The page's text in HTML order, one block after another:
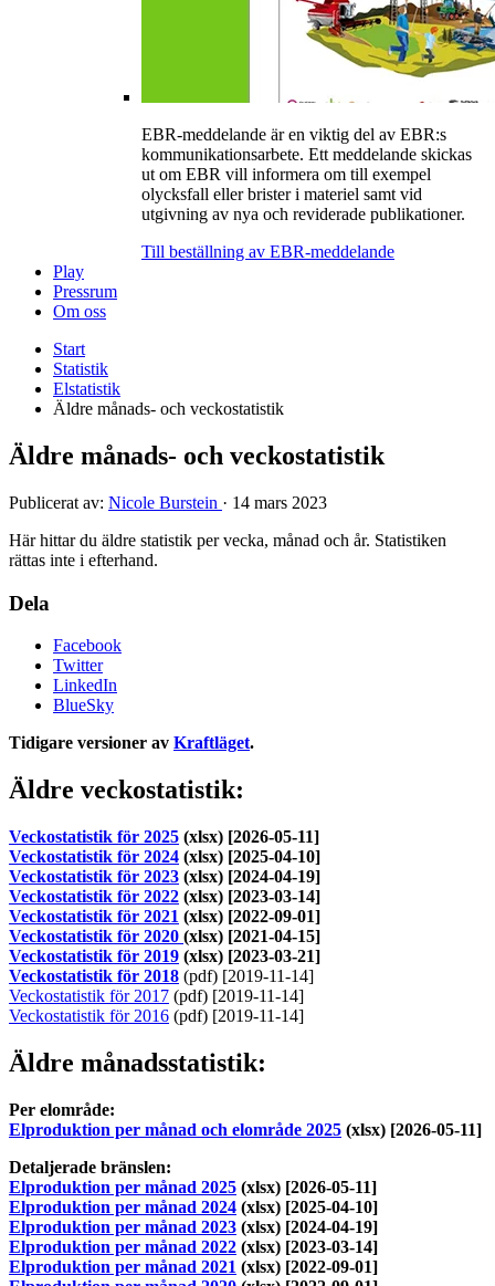
EBR-meddelande är en viktig del av EBR:s
kommunikationsarbete. Ett meddelande skickas
ut om EBR vill informera om till exempel
olycksfall eller brister i materiel samt vid
utgivning av nya och reviderade publikationer.
Till beställning av EBR-meddelande
Play
Pressrum
Om oss
Start
Statistik
Elstatistik
Äldre månads- och veckostatistik
Äldre månads- och veckostatistik
Publicerat av: Nicole Burstein · 14 mars 2023
Här hittar du äldre statistik per vecka, månad och år. Statistiken
rättas inte i efterhand.
Dela
Facebook
Twitter
LinkedIn
BlueSky
Tidigare versioner av Kraftläget.
Äldre veckostatistik:
Veckostatistik för 2025 (xlsx) [2026-05-11]
Veckostatistik för 2024 (xlsx) [2025-04-10]
Veckostatistik för 2023 (xlsx) [2024-04-19]
Veckostatistik för 2022 (xlsx) [2023-03-14]
Veckostatistik för 2021 (xlsx) [2022-09-01]
Veckostatistik för 2020 (xlsx) [2021-04-15]
Veckostatistik för 2019 (xlsx) [2023-03-21]
Veckostatistik för 2018 (pdf) [2019-11-14]
Veckostatistik för 2017 (pdf) [2019-11-14]
Veckostatistik för 2016 (pdf) [2019-11-14]
Äldre månadsstatistik:
Per elområde:
Elproduktion per månad och elområde 2025 (xlsx) [2026-05-11]
Detaljerade bränslen:
Elproduktion per månad 2025 (xlsx) [2026-05-11]
Elproduktion per månad 2024 (xlsx) [2025-04-10]
Elproduktion per månad 2023 (xlsx) [2024-04-19]
Elproduktion per månad 2022 (xlsx) [2023-03-14]
Elproduktion per månad 2021 (xlsx) [2022-09-01]